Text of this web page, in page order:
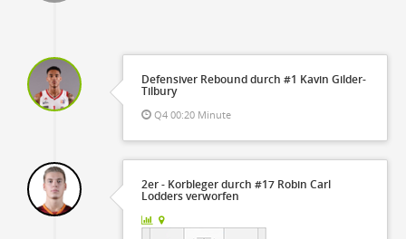
Defensiver Rebound durch #1 Kavin Gilder-
Tilbury
Q4 00:20 Minute
2er - Korbleger durch #17 Robin Carl
Lodders verworfen